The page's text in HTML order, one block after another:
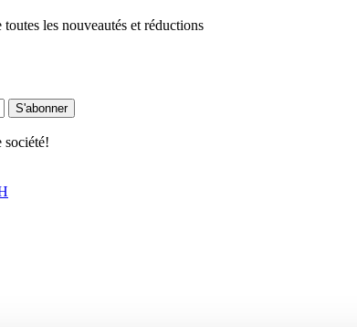
les nouveautés et réductions
S'abonner
société!